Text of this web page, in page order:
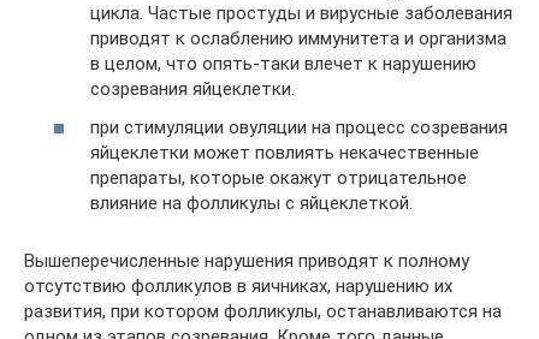
цикла. Частые простуды и вирусные заболевания
приводят к ослаблению иммунитета и организма
в целом, что опять-таки влечет к нарушению
созревания яйцеклетки.
при стимуляции овуляции на процесс созревания
яйцеклетки может повлиять некачественные
препараты, которые окажут отрицательное
влияние на фолликулы с яйцеклеткой.
Вышеперечисленные нарушения приводят к полному
отсутствию фолликулов в яичниках, нарушению их
развития, при котором фолликулы, останавливаются на